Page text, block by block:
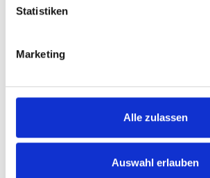
Statistiken
Marketing
Alle zulassen
Auswahl erlauben